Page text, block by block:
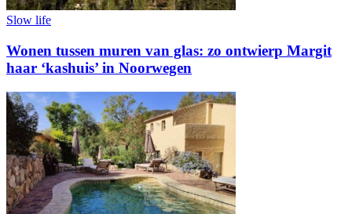
Slow life
Wonen tussen muren van glas: zo ontwierp Margit
haar ‘kashuis’ in Noorwegen